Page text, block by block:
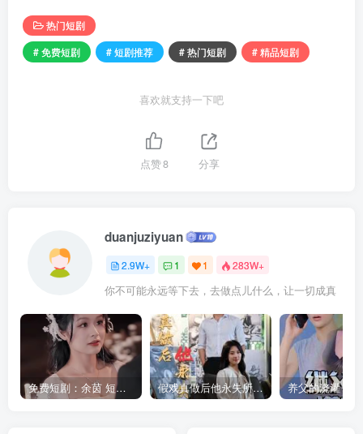
热门短剧
# 免费短剧
# 短剧推荐 # 热门短剧 # 精品短剧
喜欢就支持一下吧
点赞8 分享
duanjuziyuan
2.9W+ 1 1 283W+
你不可能永远等下去，去做点儿什么，让一切成真
免费短剧：余茵 短剧 16部合集 假戏真做后他永失所爱（60集）程澄＆杨珞仟